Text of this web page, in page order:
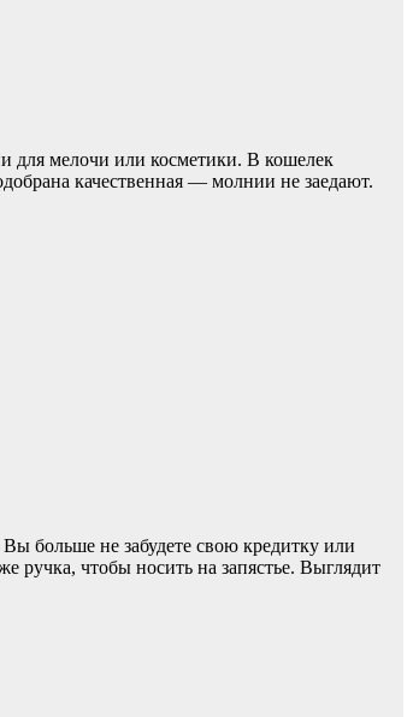
для мелочи или косметики. В кошелек
качественная — молнии не заедают.
больше не забудете свою кредитку или
ручка, чтобы носить на запястье. Выглядит